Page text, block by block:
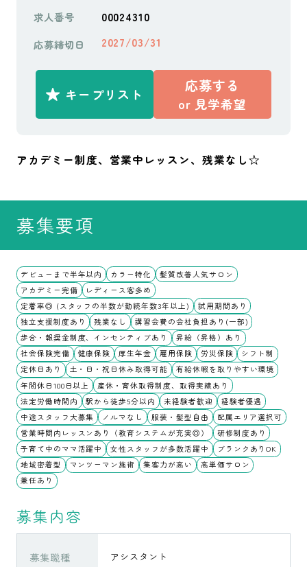
求人番号 00024310
応募締切日 2027/03/31
キープリスト 応募する
or 見学希望
アカデミー制度、営業中レッスン、残業なし☆
募集要項
デビューまで半年以内 カラー特化
髪質改善人気サロン
アカデミー完備
レディース客多め
定着率◎ (スタッフの半数が勤続年数3年以上)
試用期間あり
独立支援制度あり
残業なし
講習会費の会社負担あり(一部)
歩合・報奨金制度、インセンティブあり
昇給（昇格）あり
社会保険完備
健康保険 厚生年金 雇用保険 労災保険
シフト制
定休日あり
土・日・祝日休み取得可能
有給休暇を取りやすい環境
年間休日100日以上
産休・育休取得制度、取得実績あり
法定労働時間内
駅から徒歩5分以内 未経験者歓迎
経験者優遇
中途スタッフ大募集
ノルマなし 服装・髪型自由
配属エリア選択可
営業時間内レッスンあり（教育システムが充実◎）
研修制度あり
子育て中のママ活躍中
女性スタッフが多数活躍中
ブランクありOK
地域密着型
マンツーマン施術 集客力が高い
高単価サロン
兼任あり
募集内容
募集職種 アシスタント